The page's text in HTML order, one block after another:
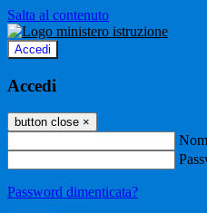
Salta al contenuto
Accedi
Accedi
button close ×
Password dimenticata?